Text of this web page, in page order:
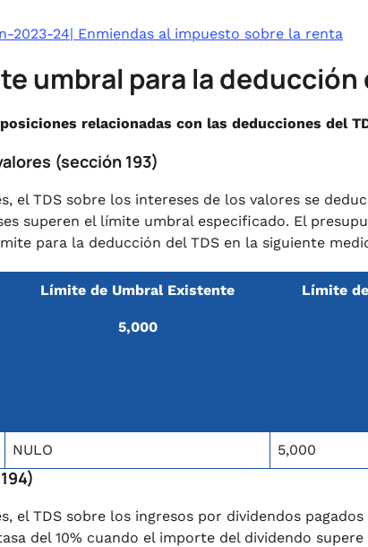
2023-24| Enmiendas al impuesto sobre la renta
umbral para la deducción
relacionadas con las deducciones del
(sección 193)
el TDS sobre los intereses de los valores se
superen el límite umbral especificado. El
para la deducción del TDS en la siguiente
Límite de Umbral Existente Límite
5,000
NULO 5,000
el TDS sobre los ingresos por dividendos
del 10% cuando el importe del dividendo